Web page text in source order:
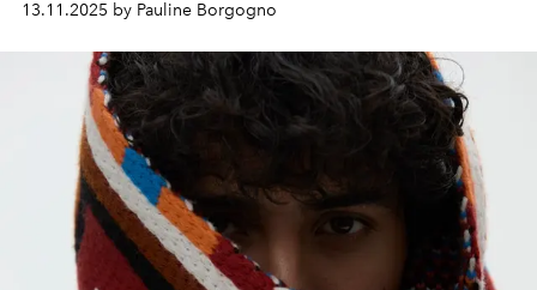
13.11.2025 by Pauline Borgogno